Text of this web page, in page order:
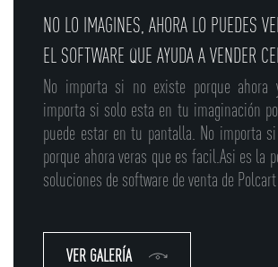
NO LO IMAGINES, AHORA LO PUEDES
EL SOFTWARE QUE AYUDA A VENDER
No importa si no existe porque ahora
importa si solo esta en tu imaginación
puede estar en tu pantalla. No importa
porque ahora veras que es facil.Asi es la
soluciones de software de venta de Polcart
VER GALERÍA